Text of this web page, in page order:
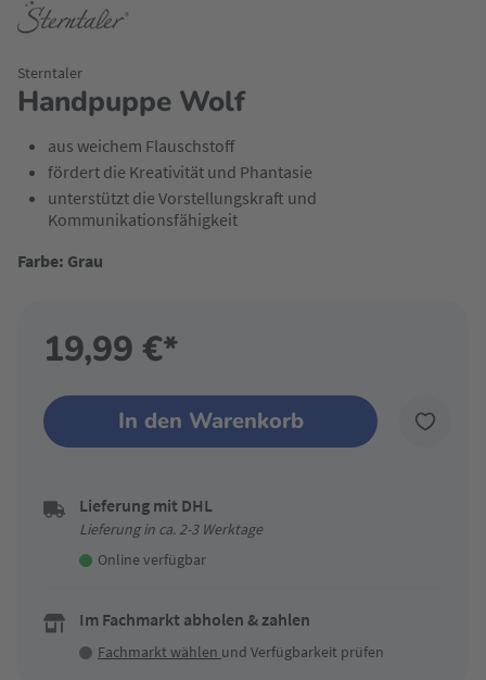
Handpuppe Wolf
Sterntaler
aus weichem Flauschstoff
fördert die Kreativität und Phantasie
unterstützt die Vorstellungskraft und
Kommunikationsfähigkeit
Farbe: Grau
19,99 €*
In den Warenkorb
Lieferung mit DHL
Lieferung in ca. 2-3 Werktage
Online verfügbar
Im Fachmarkt abholen & zahlen
Fachmarkt wählen und Verfügbarkeit prüfen